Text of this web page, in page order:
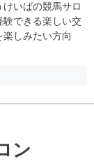
いばの競馬サロ
験できる楽しい交
しみたい方向
ン